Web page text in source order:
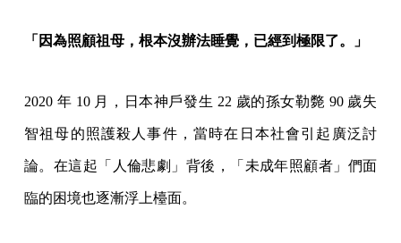
「因為照顧祖母，根本沒辦法睡覺，已經到極限了。」
2020 年 10 月，日本神戶發生 22 歲的孫女勒斃 90 歲失
智祖母的照護殺人事件，當時在日本社會引起廣泛討
論。在這起「人倫悲劇」背後，「未成年照顧者」們面
臨的困境也逐漸浮上檯面。